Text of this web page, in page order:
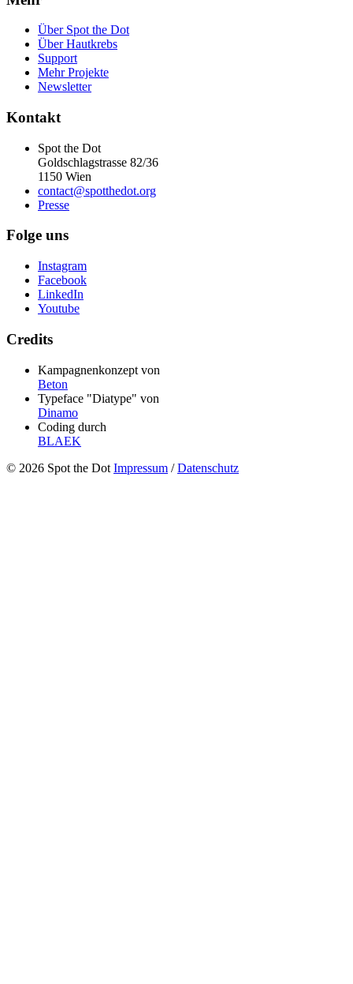
Über Spot the Dot
Über Hautkrebs
Support
Mehr Projekte
Newsletter
Kontakt
Spot the Dot
Goldschlagstrasse 82/36
1150 Wien
contact@spotthedot.org
Presse
Folge uns
Instagram
Facebook
LinkedIn
Youtube
Credits
Kampagnenkonzept von
Beton
Typeface "Diatype" von
Dinamo
Coding durch
BLAEK
© 2026 Spot the Dot Impressum /Datenschutz